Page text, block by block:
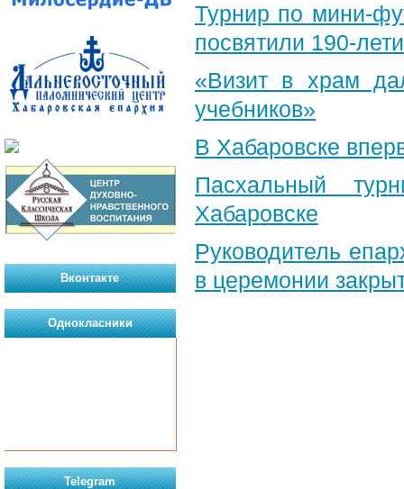
Турнир по мини-
посвятили 190-
«Визит в храм
учебников»
В Хабаровске
Пасхальный
Хабаровске
Руководитель
в церемонии
Вконтакте
Однокласники
Telegram